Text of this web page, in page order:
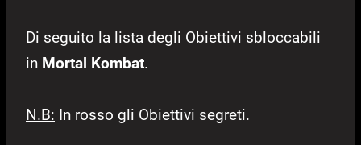
Di seguito la lista degli Obiettivi sbloccabili
in Mortal Kombat.
N.B: In rosso gli Obiettivi segreti.